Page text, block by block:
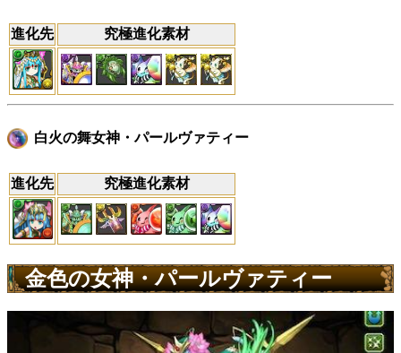
進化先 究極進化素材
白火の舞女神・パールヴァティー
進化先 究極進化素材
金色の女神・パールヴァティー